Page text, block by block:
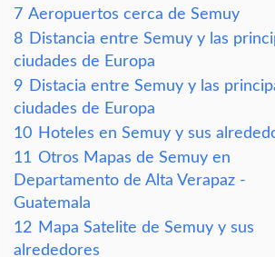
7 Aeropuertos cerca de Semuy
8 Distancia entre Semuy y las
ciudades de Europa
9 Distacia entre Semuy y las
ciudades de Europa
10 Hoteles en Semuy y sus
11 Otros Mapas de Semuy en
Departamento de Alta Verapaz -
Guatemala
12 Mapa Satelite de Semuy y sus
alrededores